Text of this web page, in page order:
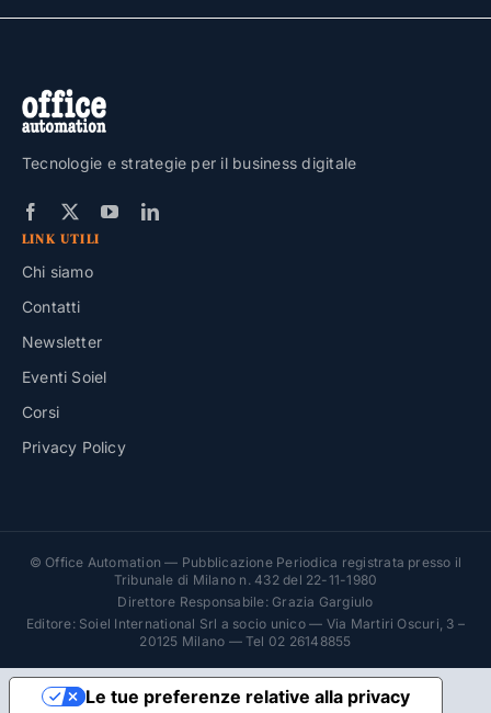
Tecnologie e strategie per il business digitale
LINK UTILI
Chi siamo
Contatti
Newsletter
Eventi Soiel
Corsi
Privacy Policy
© Office Automation — Pubblicazione Periodica registrata presso il
Tribunale di Milano n. 432 del 22-11-1980
Direttore Responsabile: Grazia Gargiulo
Editore: Soiel International Srl a socio unico — Via Martiri Oscuri, 3 –
20125 Milano — Tel 02 26148855
Le tue preferenze relative alla privacy